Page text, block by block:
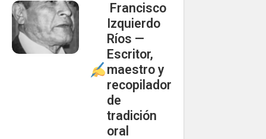
️ Francisco
Izquierdo
Ríos —
Escritor,
maestro y
recopilador
de
tradición
oral